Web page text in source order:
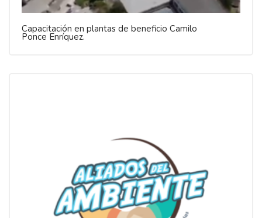
Capacitación en plantas de beneficio Camilo
Ponce Enríquez.